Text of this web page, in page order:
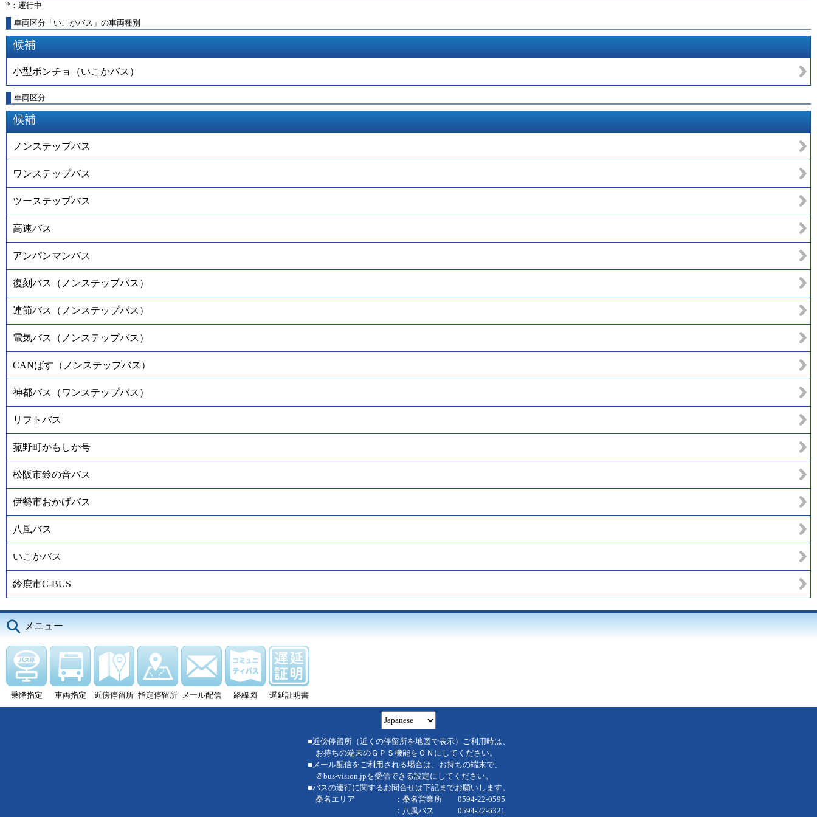
*：運行中
車両区分「いこかバス」の車両種別
候補
小型ポンチョ（いこかバス）
車両区分
候補
ノンステップバス
ワンステップバス
ツーステップバス
高速バス
アンパンマンバス
復刻バス（ノンステップバス）
連節バス（ノンステップバス）
電気バス（ノンステップバス）
CANばす（ノンステップバス）
神都バス（ワンステップバス）
リフトバス
菰野町かもしか号
松阪市鈴の音バス
伊勢市おかげバス
八風バス
いこかバス
鈴鹿市C-BUS
メニュー
乗降指定 車両指定 近傍停留所 指定停留所 メール配信 路線図 遅延証明書
■近傍停留所（近くの停留所を地図で表示）ご利用時は、
お持ちの端末のＧＰＳ機能をＯＮにしてください。
■メール配信をご利用される場合は、お持ちの端末で、
＠bus-vision.jpを受信できる設定にしてください。
■バスの運行に関するお問合せは下記までお願いします。
桑名エリア ：桑名営業所 0594-22-0595
：八風バス 0594-22-6321